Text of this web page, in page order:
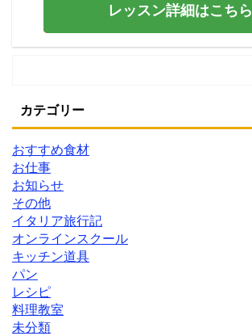
レッスン詳細はこちら
カテゴリー
おすすめ食材
お仕事
お知らせ
その他
イタリア旅行記
オンラインスクール
キッチン道具
パン
レシピ
料理教室
未分類